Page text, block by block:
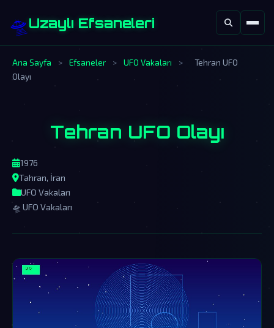
🛸Uzaylı Efsaneleri
Ana Sayfa > Efsaneler > UFO Vakaları >
Tehran UFO
Olayı
Tehran UFO Olayı
1976
Tahran, İran
UFO Vakaları
🛸 UFO Vakaları